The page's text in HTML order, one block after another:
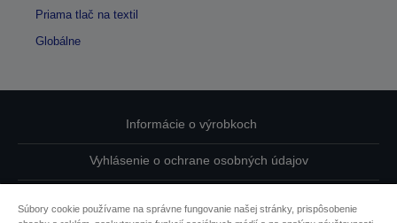
Priama tlač na textil
Globálne
Informácie o výrobkoch
Vyhlásenie o ochrane osobných údajov
Súbory cookie používame na správne fungovanie našej stránky, prispôsobenie